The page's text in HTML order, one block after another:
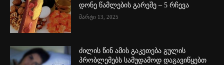
დონე წამლების გარეშე – 5 რჩევა
მარტი 13, 2025
ძილის წინ ამის გაკეთება გულის
პრობლემებს სამუდამოდ დაგავიწყებთ